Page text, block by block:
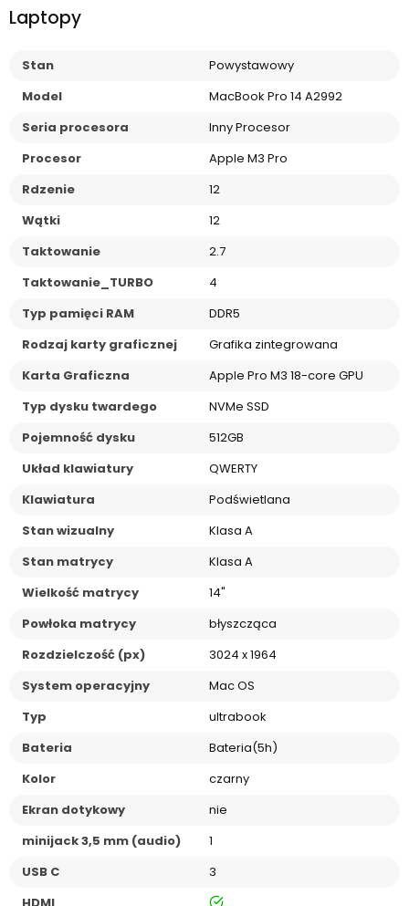
Laptopy
Stan
Powystawowy
Model
MacBook Pro 14 A2992
Seria procesora
Inny Procesor
Procesor
Apple M3 Pro
Rdzenie
12
Wątki
12
Taktowanie
2.7
Taktowanie_TURBO
4
Typ pamięci RAM
DDR5
Rodzaj karty graficznej
Grafika zintegrowana
Karta Graficzna
Apple Pro M3 18-core GPU
Typ dysku twardego
NVMe SSD
Pojemność dysku
512GB
Układ klawiatury
QWERTY
Klawiatura
Podświetlana
Stan wizualny
Klasa A
Stan matrycy
Klasa A
Wielkość matrycy
14"
Powłoka matrycy
błyszcząca
Rozdzielczość (px)
3024 x 1964
System operacyjny
Mac OS
Typ
ultrabook
Bateria
Bateria(5h)
Kolor
czarny
Ekran dotykowy
nie
minijack 3,5 mm (audio)
1
USB C
3
tak